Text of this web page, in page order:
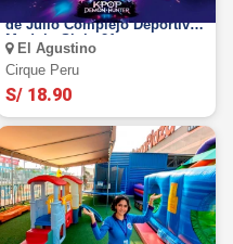
Fantasy Circus 2026: Del 24
de Julio Complejo Deportivo
Modulo Siglo 21
El Agustino
Cirque Peru
S/ 18.90